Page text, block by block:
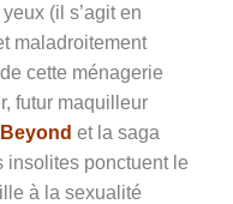
(il s’agit en
maladroitement
cette ménagerie
futur maquilleur
et la saga
insolites ponctuent le
à la sexualité